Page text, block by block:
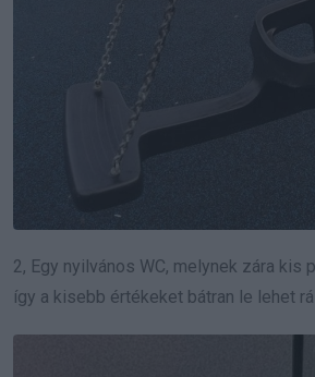
2, Egy nyilvános WC, melynek zára kis
így a kisebb értékeket bátran le lehet rá